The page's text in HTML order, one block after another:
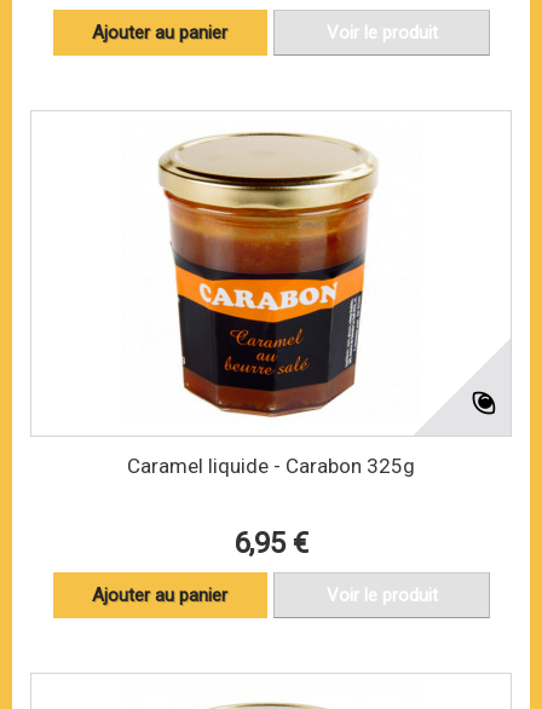
Ajouter au panier Voir le produit
Caramel liquide - Carabon 325g
6,95 €
Ajouter au panier Voir le produit